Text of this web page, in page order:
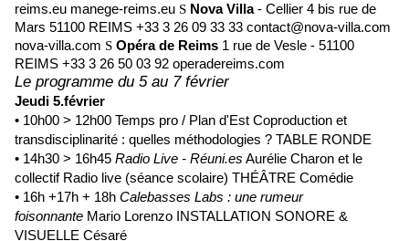
reims.eu manege-reims.eu S Nova Villa- Cellier 4 bis rue de
Mars 51100 REIMS +33 3 26 09 33 33 contact@nova-villa.com
nova-villa.com S Opéra de Reims 1 rue de Vesle - 51100
REIMS +33 3 26 50 03 92 operadereims.com
Le programme du 5 au 7 février
Jeudi 5.février
• 10h00 > 12h00 Temps pro / Plan d'Est Coproduction et
transdisciplinarité : quelles méthodologies ? TABLE RONDE
• 14h30 > 16h45 Radio Live - Réuni.es Aurélie Charon et le
collectif Radio live (séance scolaire) THÉÂTRE Comédie
• 16h +17h + 18h Calebasses Labs : une rumeur
foisonnante Mario Lorenzo INSTALLATION SONORE &
VISUELLE Césaré